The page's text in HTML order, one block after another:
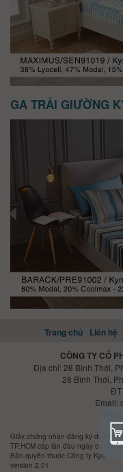
GA TRẢI GIƯỜNG
Trang chủ Liên hệ
CÔNG TY CỔ
Địa chỉ: 28 Bình Thới,
28 Bình Thới,
ĐT
Email:
Giấy chứng nhận đăng ký doanh
TP.HCM cấp lần đầu ngày 05
Bản quyền thuộc Công ty Kymdan
version 2.01